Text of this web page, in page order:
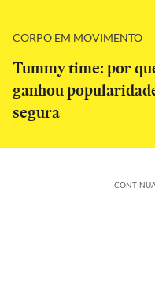
CORPO EM MOVIMENTO
Tummy time: por
ganhou
segura